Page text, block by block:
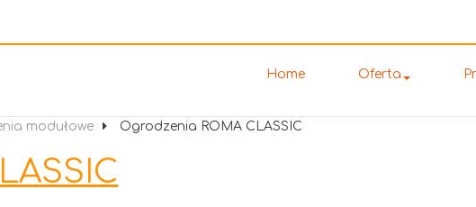
Home Oferta
modułowe Ogrodzenia ROMA CLASSIC